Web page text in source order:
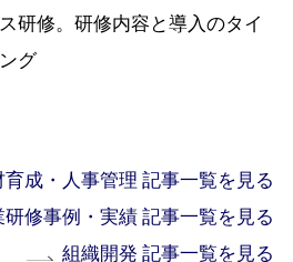
研修。研修内容と導入のタイ
グ
育成・人事管理 記事一覧を見る
研修事例・実績 記事一覧を見る
組織開発 記事一覧を見る